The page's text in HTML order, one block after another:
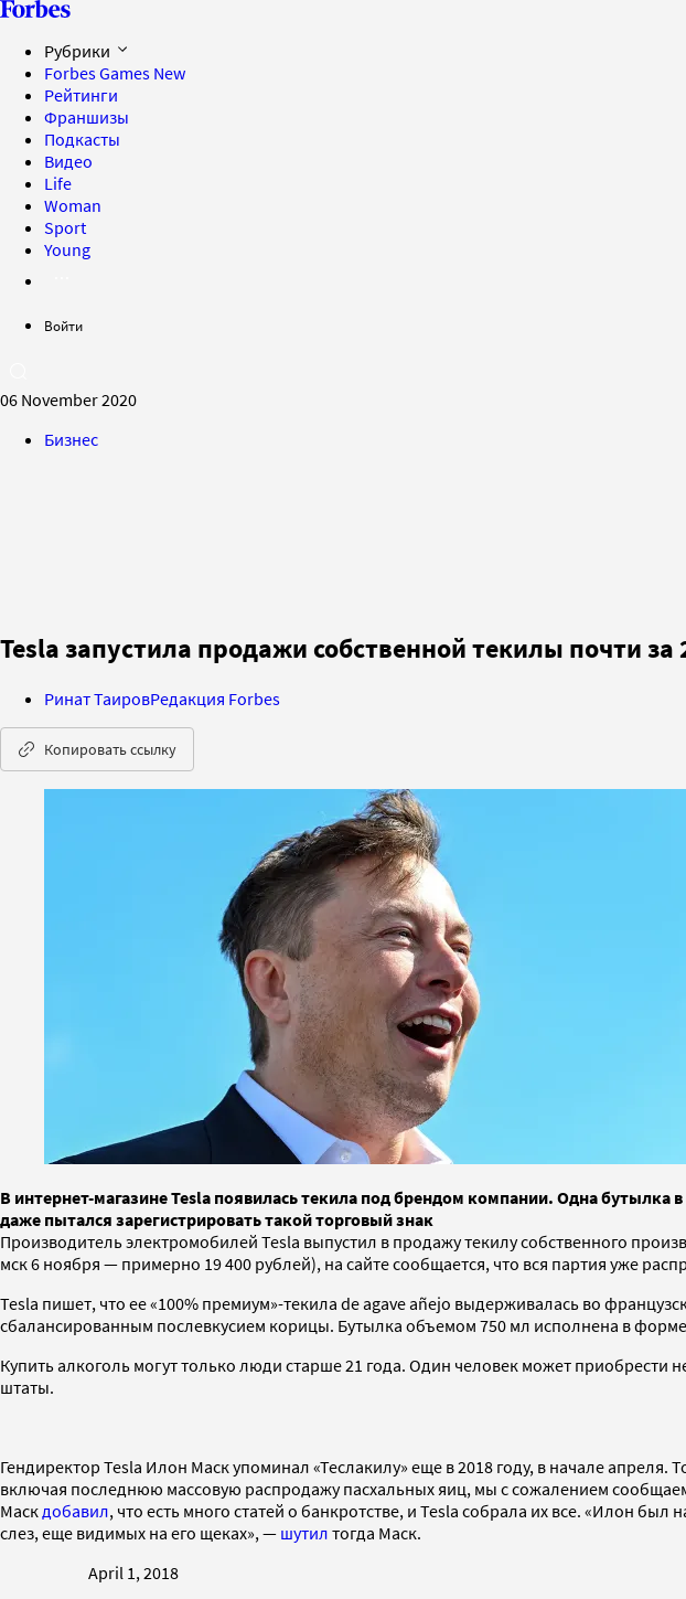
Рубрики
Forbes Games New
Рейтинги
Франшизы
Подкасты
Видео
Life
Woman
Sport
Young
Войти
06 November 2020
Бизнес
Tesla запустила продажи собственной текилы почти за
Ринат ТаировРедакция Forbes
Копировать ссылку
В интернет-магазине Tesla появилась текила под брендом компании. Одна
даже пытался зарегистрировать такой торговый знак
Производитель электромобилей Tesla выпустил в продажу текилу собственного
мск 6 ноября — примерно 19 400 рублей), на сайте сообщается, что вся партия уже
Tesla пишет, что ее «100% премиум»-текила de agave añejo выдерживалась во
сбалансированным послевкусием корицы. Бутылка объемом 750 мл исполнена в
Купить алкоголь могут только люди старше 21 года. Один человек может приобрести
штаты.
Гендиректор Tesla Илон Маск упоминал «Теслакилу» еще в 2018 году, в начале апреля.
включая последнюю массовую распродажу пасхальных яиц, мы с сожалением
Маск добавил, что есть много статей о банкротстве, и Tesla собрала их все. «Илон
слез, еще видимых на его щеках», — шутил тогда Маск.
April 1, 2018